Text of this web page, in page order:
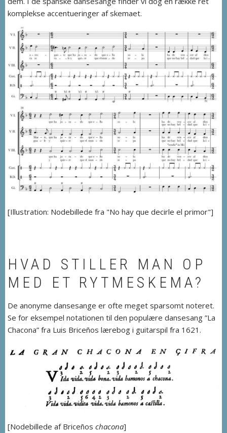
komplekse accentueringer af skemaet.
[Illustration: Nodebillede fra "No hay que decirle el primor"]
HVAD STILLER MAN OP
MED ET RYTMESKEMA?
De anonyme dansesange er ofte meget sparsomt noteret.
Se for eksempel notationen til den populære dansesang ”La
Chacona” fra Luis Briceños lærebog i guitarspil fra 1621.
[Nodebillede af Briceños chacona]